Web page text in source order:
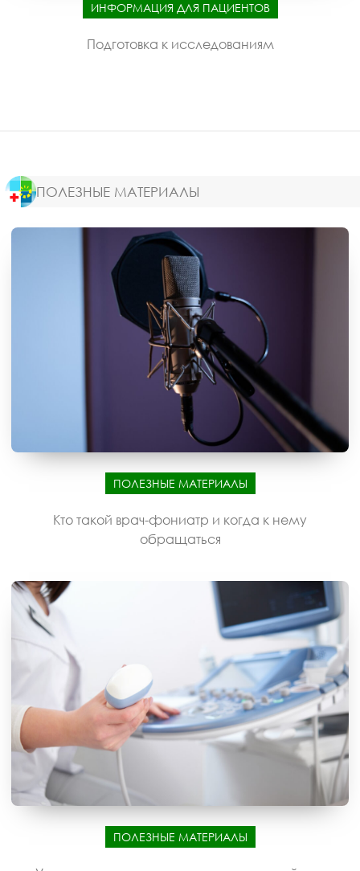
ИНФОРМАЦИЯ ДЛЯ ПАЦИЕНТОВ
Подготовка к исследованиям
ПОЛЕЗНЫЕ МАТЕРИАЛЫ
ПОЛЕЗНЫЕ МАТЕРИАЛЫ
Кто такой врач-фониатр и когда к нему
обращаться
ПОЛЕЗНЫЕ МАТЕРИАЛЫ